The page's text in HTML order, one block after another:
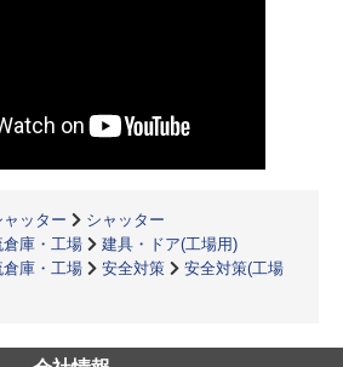
ッター
シャッター
倉庫・工場
建具・ドア(工場用)
倉庫・工場 安全対策
安全対策(工場